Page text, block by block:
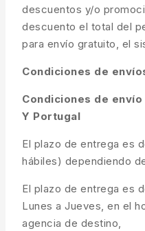
descuentos y/o
descuento el total del
para envío gratuito, el
Condiciones de
Condiciones de envío
Y Portugal
El plazo de entrega es
hábiles) dependiendo
El plazo de entrega es
Lunes a Jueves, en el
agencia de destino,